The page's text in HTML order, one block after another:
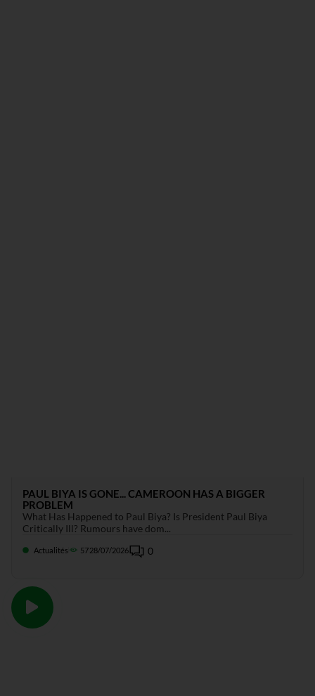
PAUL BIYA IS GONE... CAMEROON HAS A BIGGER
PROBLEM
What Has Happened to Paul Biya? Is President Paul Biya
Critically Ill? Rumours have dom...
Actualités 5728/07/2026 0